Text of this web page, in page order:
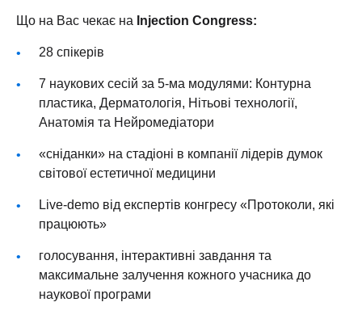
Що на Вас чекає на Injection Congress:
28 спікерів
7 наукових сесій за 5-ма модулями: Контурна
пластика, Дерматологія, Нітьові технології,
Анатомія та Нейромедіатори
«сніданки» на стадіоні в компанії лідерів думок
світової естетичної медицини
Live-demo від експертів конгресу «Протоколи, які
працюють»
голосування, інтерактивні завдання та
максимальне залучення кожного учасника до
наукової програми